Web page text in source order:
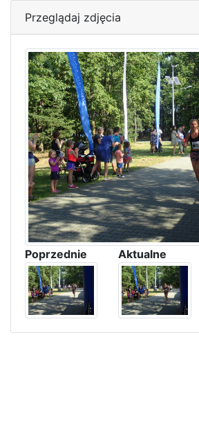
Przeglądaj zdjęcia
Poprzednie Aktualne